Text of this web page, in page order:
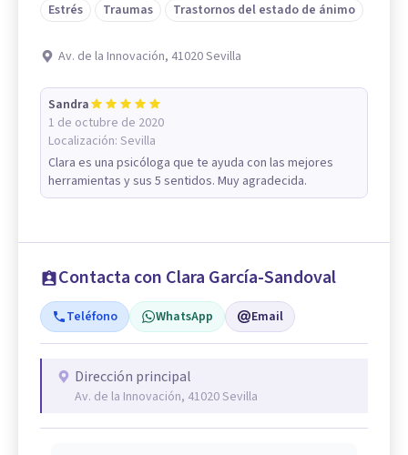
Estrés
Traumas Trastornos del estado de ánimo
Av. de la Innovación, 41020 Sevilla
Sandra
1 de octubre de 2020
Localización: Sevilla
Clara es una psicóloga que te ayuda con las mejores
herramientas y sus 5 sentidos. Muy agradecida.
Contacta con Clara García-Sandoval
Teléfono WhatsApp Email
Dirección principal
Av. de la Innovación, 41020 Sevilla